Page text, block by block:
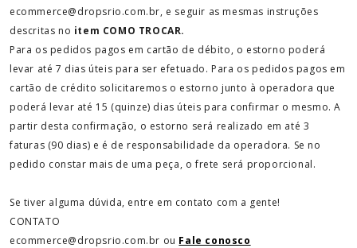
ecommerce@dropsrio.com.br, e seguir as mesmas instruções
descritas no item COMO TROCAR.
Para os pedidos pagos em cartão de débito, o estorno poderá
levar até 7 dias úteis para ser efetuado. Para os pedidos pagos em
cartão de crédito solicitaremos o estorno junto à operadora que
poderá levar até 15 (quinze) dias úteis para confirmar o mesmo. A
partir desta confirmação, o estorno será realizado em até 3
faturas (90 dias) e é de responsabilidade da operadora. Se no
pedido constar mais de uma peça, o frete será proporcional.
Se tiver alguma dúvida, entre em contato com a gente!
CONTATO
ecommerce@dropsrio.com.br ou Fale conosco